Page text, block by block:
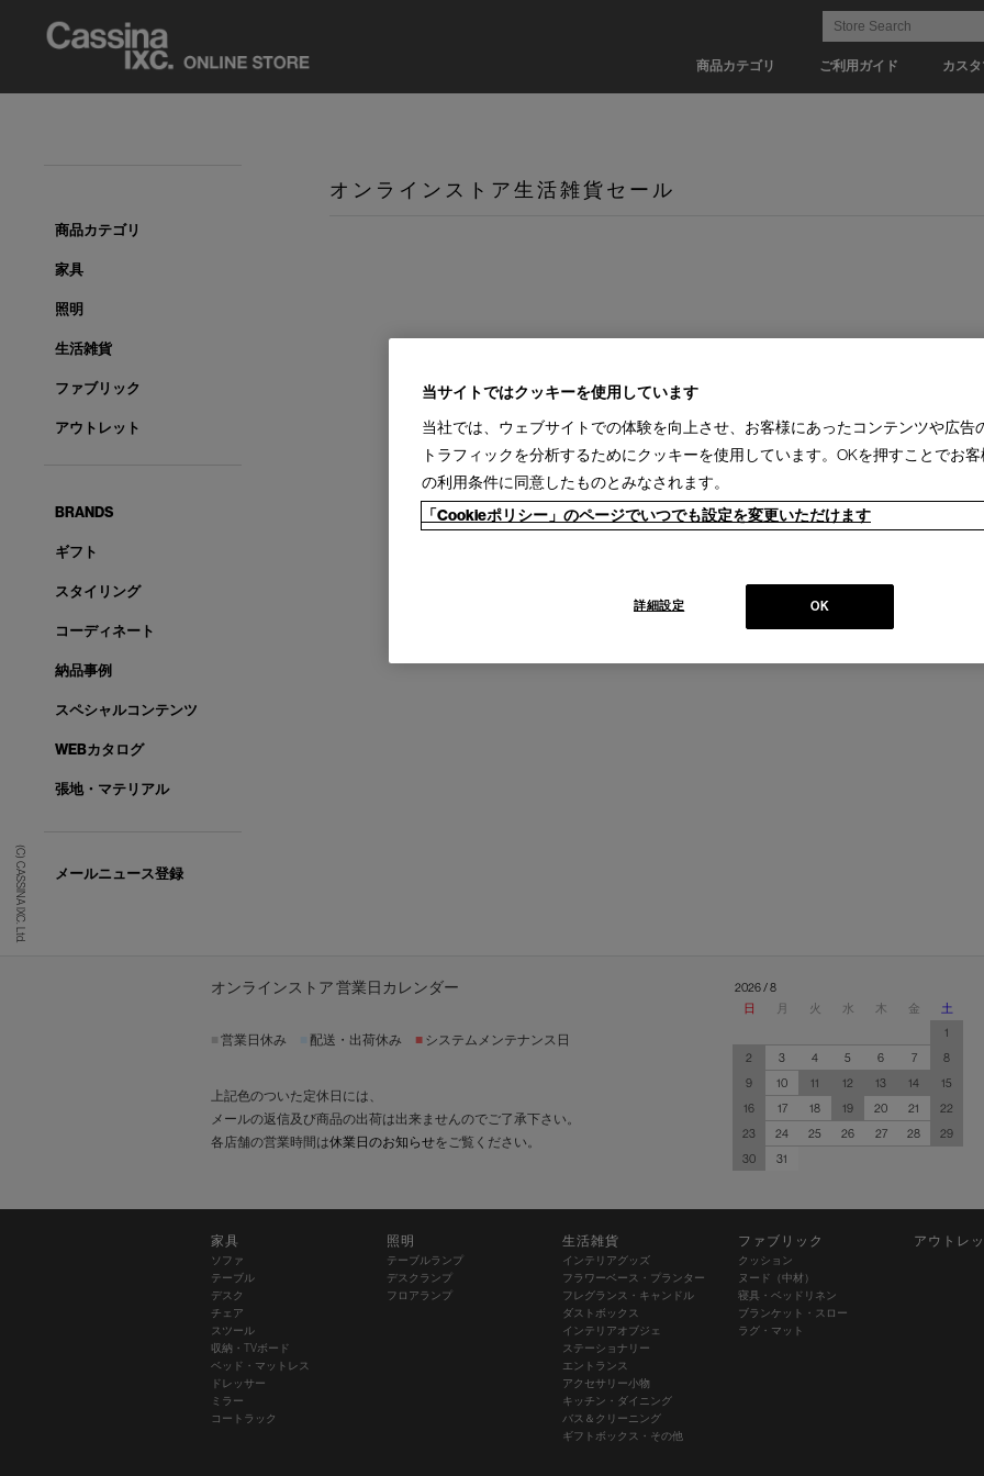
商品カテゴリ ご利用ガイド カス
(C) CASSINA IXC. Ltd.
オンラインストア生活雑貨セール
商品カテゴリ
家具
照明
生活雑貨
ファブリック
アウトレット
BRANDS
ギフト
スタイリング
コーディネート
納品事例
スペシャルコンテンツ
WEBカタログ
張地・マテリアル
メールニュース登録
オンラインストア 営業日カレンダー
営業日休み 配送・出荷休み ■ システムメンテナンス日
上記色のついた定休日には、
メールの返信及び商品の出荷は出来ませんのでご了承下さい。
各店舗の営業時間は休業日のお知らせをご覧ください。
2026 / 8
日
月 火 水 木 金
土
1
2
3 4 5 6 7
8
9
10 11 12 13 14
15
16
17 18 19 20 21
22
23
24 25 26 27 28
29
30
31
家具
ソファ
テーブル
デスク
チェア
スツール
収納・TVボード
ベッド・マットレス
ドレッサー
ミラー
コートラック
照明
テーブルランプ
デスクランプ
フロアランプ
生活雑貨
インテリアグッズ
フラワーベース・プランター
フレグランス・キャンドル
ダストボックス
インテリアオブジェ
ステーショナリー
エントランス
アクセサリー小物
キッチン・ダイニング
バス＆クリーニング
ギフトボックス・その他
ファブリック
クッション
ヌード（中材）
寝具・ベッドリネン
ブランケット・スロー
ラグ・マット
アウトレ
当サイトではクッキーを使用しています
当社では、ウェブサイトでの体験を向上させ、お客様にあったコンテンツや広告
トラフィックを分析するためにクッキーを使用しています。OKを押すことでお客
の利用条件に同意したものとみなされます。
「Cookieポリシー」のページでいつでも設定を変更いただけます
OK
詳細設定